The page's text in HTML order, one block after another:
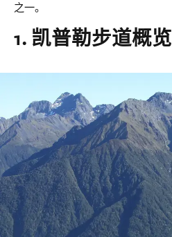
之一。
1. 凯普勒步道概览